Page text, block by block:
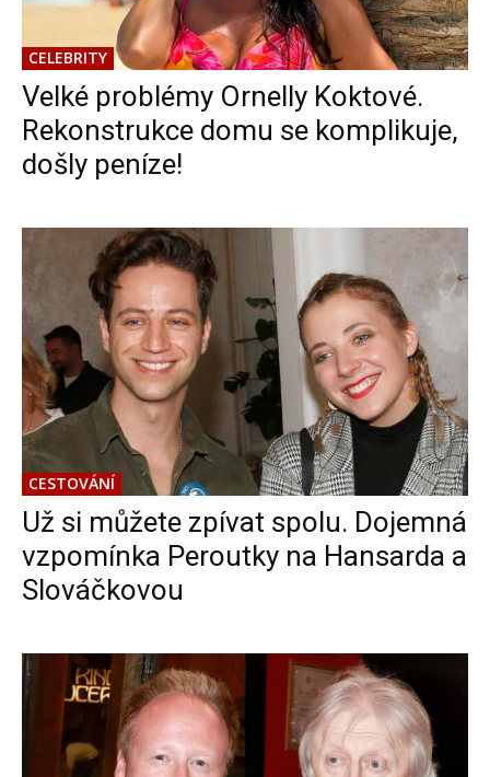
CELEBRITY
Velké problémy Ornelly Koktové.
Rekonstrukce domu se komplikuje,
došly peníze!
CESTOVÁNÍ
Už si můžete zpívat spolu. Dojemná
vzpomínka Peroutky na Hansarda a
Slováčkovou